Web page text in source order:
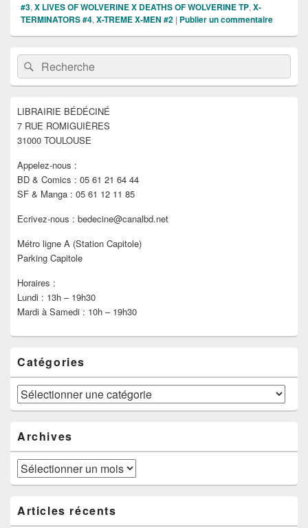
#3,X LIVES OF WOLVERINE X DEATHS OF WOLVERINE TP,X-
TERMINATORS #4,X-TREME X-MEN #2 | Publier un commentaire
Zone
principale
de
widget
barre
latérale
Recherche :Rechercher
LIBRAIRIE BÉDÉCINÉ
7 RUE ROMIGUIÈRES
31000 TOULOUSE
Appelez-nous :
BD & Comics : 05 61 21 64 44
SF & Manga : 05 61 12 11 85
Ecrivez-nous : bedecine@canalbd.net
Métro ligne A (Station Capitole)
Parking Capitole
Horaires :
Lundi : 13h – 19h30
Mardi à Samedi : 10h – 19h30
Catégories
Catégories
Archives
Archives
Articles récents